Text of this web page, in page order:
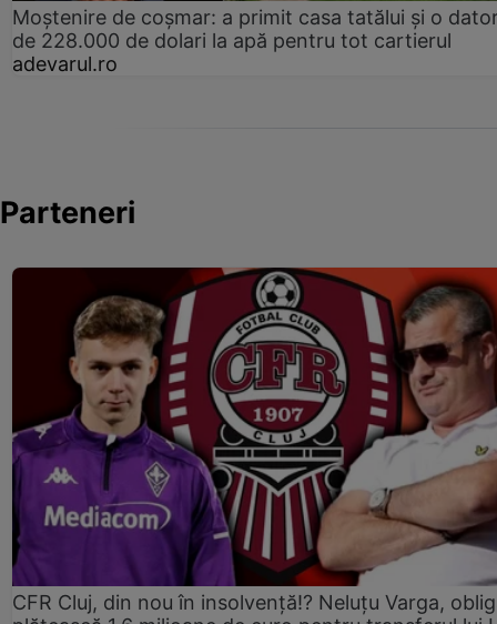
Moștenire de coșmar: a primit casa tatălui și o
de 228.000 de dolari la apă pentru tot cartierul
adevarul.ro
Parteneri
CFR Cluj, din nou în insolvență!? Neluțu Varga,